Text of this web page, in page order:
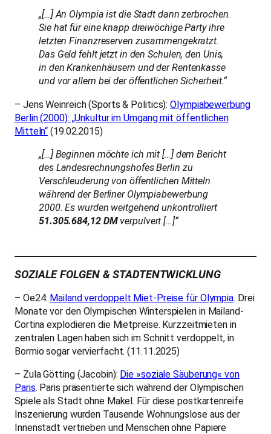
„[…] An Olympia ist die Stadt dann zerbrochen.
Sie hat für eine knapp dreiwöchige Party ihre
letzten Finanzreserven zusammengekratzt.
Das Geld fehlt jetzt in den Schulen, den Unis,
in den Krankenhäusern und der Rentenkasse
und vor allem bei der öffentlichen Sicherheit.“
– Jens Weinreich (Sports & Politics):Olympiabewerbung
Berlin (2000): „Unkultur im Umgang mit öffentlichen
Mitteln“ (19.02.2015)
„[…] Beginnen möchte ich mit […] dem Bericht
des Landesrechnungshofes Berlin zu
Verschleuderung von öffentlichen Mitteln
während der Berliner Olympiabewerbung
2000. Es wurden weitgehend unkontrolliert
51.305.684,12 DMverpulvert[… ]“
SOZIALE FOLGEN & STADTENTWICKLUNG
– Oe24: Mailand verdoppelt Miet-Preise für Olympia. Drei
Monate vor den Olympischen Winterspielen in Mailand-
Cortina explodieren die Mietpreise. Kurzzeitmieten in
zentralen Lagen haben sich im Schnitt verdoppelt, in
Bormio sogar vervierfacht. (11.11.2025)
– Zula Götting (Jacobin): Die »soziale Säuberung« von
Paris. Paris präsentierte sich während der Olympischen
Spiele als Stadt ohne Makel. Für diese postkartenreife
Inszenierung wurden Tausende Wohnungslose aus der
Innenstadt vertrieben und Menschen ohne Papiere